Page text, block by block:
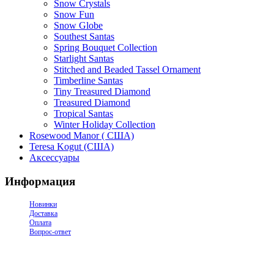
Snow Crystals
Snow Fun
Snow Globe
Southest Santas
Spring Bouquet Collection
Starlight Santas
Stitched and Beaded Tassel Ornament
Timberline Santas
Tiny Treasured Diamond
Treasured Diamond
Tropical Santas
Winter Holiday Collection
Rosewood Manor ( США)
Teresa Kogut (США)
Аксессуары
Информация
Новинки
Доставка
Оплата
Вопрос-ответ